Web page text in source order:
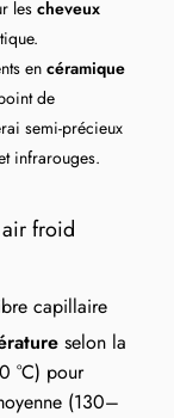
les cheveux
encéramique
de
semi-précieux
infrarouges.
air froid
capillaire
selon la
°C) pour
(130–